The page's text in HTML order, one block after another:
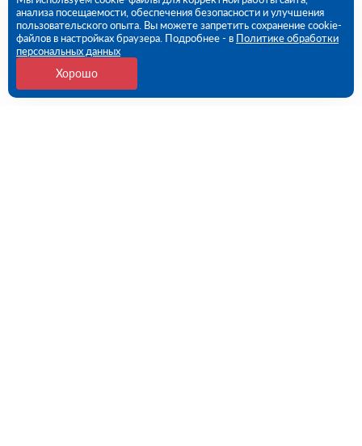
анализа посещаемости, обеспечения безопасности и улучшения
пользовательского опыта. Вы можете запретить сохранение cookie-
файлов в настройках браузера. Подробнее - в Политике обработки
персональных данных
Хорошо